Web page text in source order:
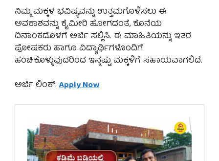
ನಿಮ್ಮ ಮಕ್ಕಳ ಭವಿಷ್ಯವನ್ನು ಉತ್ತಮಗೊಳಿಸಲು ಈ
ಅವಕಾಶವನ್ನು ಕೈಮೀರಿ ಹೋಗದಂತೆ, ಕೊನೆಯ
ದಿನಾಂಕದೊಳಗೆ ಅರ್ಜಿ ಸಲ್ಲಿಸಿ. ಈ ಮಾಹಿತಿಯನ್ನು ಇತರ
ಪೋಷಕರು ಹಾಗೂ ವಿದ್ಯಾರ್ಥಿಗಳೊಂದಿಗೆ
ಹಂಚಿಕೊಳ್ಳುವುದರಿಂದ ಇನ್ನಷ್ಟು ಮಕ್ಕಳಿಗೆ ಸಹಾಯವಾಗಲಿದೆ.
ಅರ್ಜಿ ಲಿಂಕ್: Apply Now